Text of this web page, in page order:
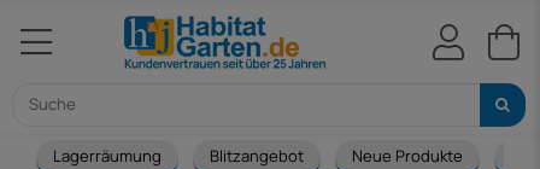
Lagerräumung Blitzangebot Neue Produkte